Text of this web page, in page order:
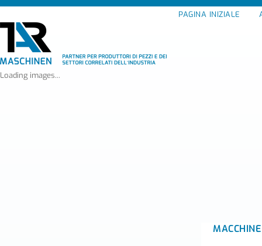
PAGINA INIZIALE
Loading images...